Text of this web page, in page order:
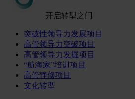
开启转型之门
突破性领导力发展项目
高管领导力突破项目
高管领导力发掘项目
“航海家”培训项目
高管静修项目
文化转型